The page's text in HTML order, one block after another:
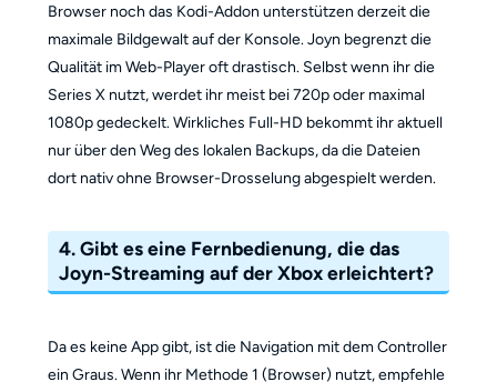
Browser noch das Kodi-Addon unterstützen derzeit die
maximale Bildgewalt auf der Konsole. Joyn begrenzt die
Qualität im Web-Player oft drastisch. Selbst wenn ihr die
Series X nutzt, werdet ihr meist bei 720p oder maximal
1080p gedeckelt. Wirkliches Full-HD bekommt ihr aktuell
nur über den Weg des lokalen Backups, da die Dateien
dort nativ ohne Browser-Drosselung abgespielt werden.
4. Gibt es eine Fernbedienung, die das
Joyn-Streaming auf der Xbox erleichtert?
Da es keine App gibt, ist die Navigation mit dem Controller
ein Graus. Wenn ihr Methode 1 (Browser) nutzt, empfehle